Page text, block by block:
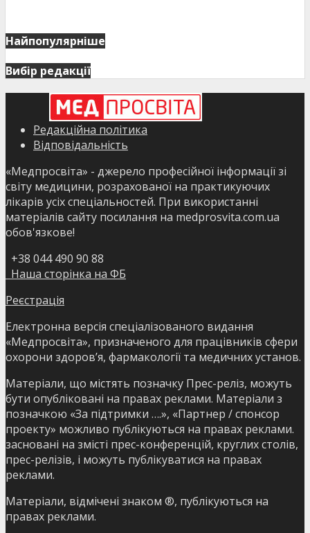
Найпопулярніше
Вибір редакції
Редакційна політика
Відповідальність
«Медпросвіта» - джерело професійної інформації зі
світу медицини, розрахованої на практикуючих
лікарів усіх спеціальностей. При використанні
матеріалів сайту посилання на medprosvita.com.ua
обов'язкове!
+38 044 490 90 88
Наша сторінка на ФБ
Реєстрація
Електронна версія спеціалізованого видання
«Медпросвіта», призначеного для працівників сфери
охорони здоров’я, фармакології та медичних установ.
Матеріали, що містять позначку Прес-реліз, можуть
бути опубліковані на правах реклами. Матеріали з
позначкою «За підтримки ….», «Партнер / спонсор
проекту» можливо публікуються на правах реклами.
засновані на змісті прес-конференцій, круглих столів,
прес-релізів, і можуть публікуватися на правах
реклами.
Матеріали, відмічені знаком ®, публікуються на
правах реклами.